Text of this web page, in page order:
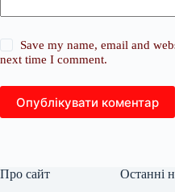
Save my name, email and
next time I comment.
Опублікувати коментар
Про сайт Останні